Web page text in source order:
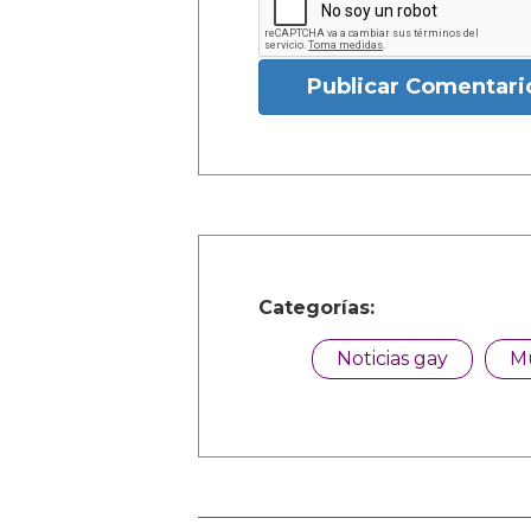
Publicar
Categorías:
Noticias gay